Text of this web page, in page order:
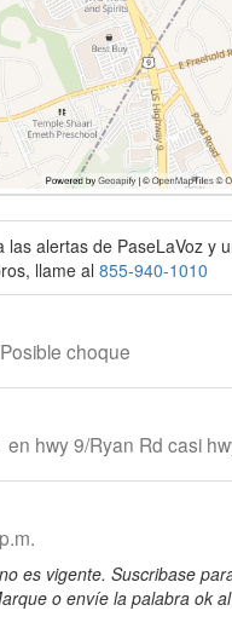
las alertas de PaseLaVoz y
llame al 855-940-1010
Posible choque
en hwy 9/Ryan Rd casi
es vigente. Suscribase
o envíe la palabra ok al